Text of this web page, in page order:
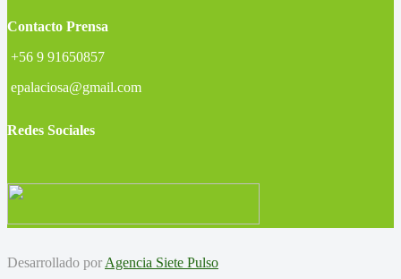
Contacto Prensa
+56 9 91650857
epalaciosa@gmail.com
Redes Sociales
Desarrollado por Agencia Siete Pulso